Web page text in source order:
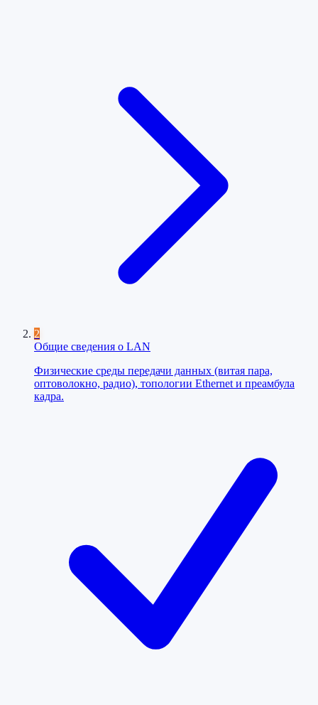
2
Общие сведения о LAN
Физические среды передачи данных (витая пара,
оптоволокно, радио), топологии Ethernet и преамбула
кадра.